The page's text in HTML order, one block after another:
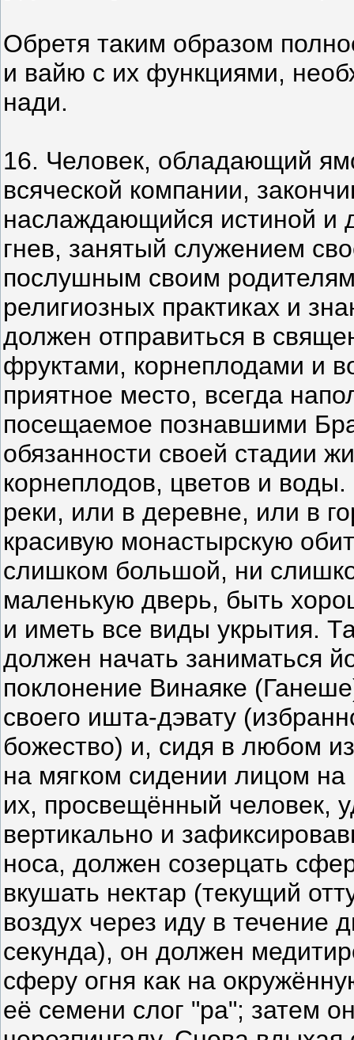
Обретя таким образом
и вайю с их функциями,
нади.
16. Человек, обладающий
всяческой компании,
наслаждающийся истиной и
гнев, занятый служением
послушным своим
религиозных практиках и
должен отправиться в
фруктами, корнеплодами и
приятное место, всегда
посещаемое познавшими
обязанности своей стадии
корнеплодов, цветов и
реки, или в деревне, или в
красивую монастырскую
слишком большой, ни
маленькую дверь, быть
и иметь все виды укрытия.
должен начать заниматься
поклонение Винаяке
своего ишта-дэвату
божество) и, сидя в любом
на мягком сидении лицом на
их, просвещённый человек,
вертикально и
носа, должен созерцать
вкушать нектар (текущий
воздух через иду в течение
секунда), он должен
сферу огня как на
её семени слог "ра"; затем